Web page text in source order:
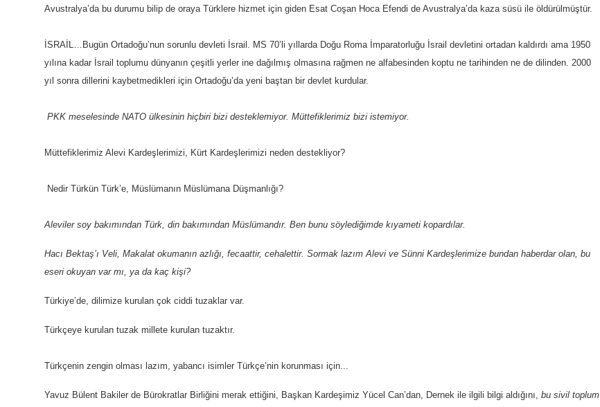
Avustralya’da bu durumu bilip de oraya Türklere hizmet için giden Esat Coşan Hoca Efendi de Avustralya’da kaza süsü ile öldürülmüştür.
İSRAİL…Bugün Ortadoğu’nun sorunlu devleti İsrail. MS 70’li yıllarda Doğu Roma İmparatorluğu İsrail devletini ortadan kaldırdı ama 1950
yılına kadar İsrail toplumu dünyanın çeşitli yerler ine dağılmış olmasına rağmen ne alfabesinden koptu ne tarihinden ne de dilinden. 2000
yıl sonra dillerini kaybetmedikleri için Ortadoğu’da yeni baştan bir devlet kurdular.
PKK meselesinde NATO ülkesinin hiçbiri bizi desteklemiyor. Müttefiklerimiz bizi istemiyor.
Müttefiklerimiz Alevi Kardeşlerimizi, Kürt Kardeşlerimizi neden destekliyor?
Nedir Türkün Türk’e, Müslümanın Müslümana Düşmanlığı?
Aleviler soy bakımından Türk, din bakımından Müslümandır. Ben bunu söylediğimde kıyameti kopardılar.
Hacı Bektaş’ı Veli, Makalat okumanın azlığı, fecaattir, cehalettir. Sormak lazım Alevi ve Sünni Kardeşlerimize bundan haberdar olan, bu
eseri okuyan var mı, ya da kaç kişi?
Türkiye’de, dilimize kurulan çok ciddi tuzaklar var.
Türkçeye kurulan tuzak millete kurulan tuzaktır.
Türkçenin zengin olması lazım, yabancı isimler Türkçe’nin korunması için...
Yavuz Bülent Bakiler de Bürokratlar Birliğini merak ettiğini, Başkan Kardeşimiz Yücel Can’dan, Dernek ile ilgili bilgi aldığını, bu sivil toplum